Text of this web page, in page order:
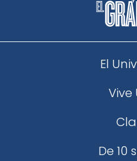
El
Vive
De 10